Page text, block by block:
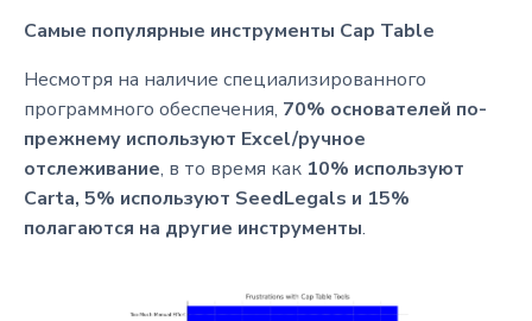
Самые популярные инструменты Cap Table
Несмотря на наличие специализированного
программного обеспечения, 70% основателей по-
прежнему используют Excel/ручное
отслеживание, в то время как 10% используют
Carta, 5% используют SeedLegals и 15%
полагаются на другие инструменты.